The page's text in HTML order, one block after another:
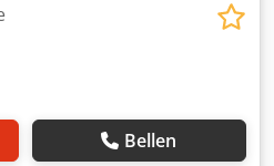
Bellen